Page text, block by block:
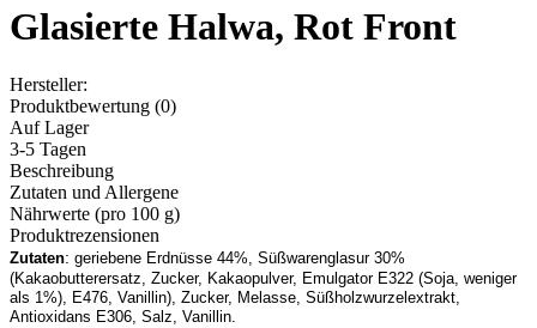
Glasierte Halwa, Rot Front
Hersteller:
Produktbewertung (0)
Auf Lager
3-5 Tagen
Beschreibung
Zutaten und Allergene
Nährwerte (pro 100 g)
Produktrezensionen
Zutaten: geriebene Erdnüsse 44%, Süßwarenglasur 30%
(Kakaobutterersatz, Zucker, Kakaopulver, Emulgator E322 (Soja, weniger
als 1%), E476, Vanillin), Zucker, Melasse, Süßholzwurzelextrakt,
Antioxidans E306, Salz, Vanillin.